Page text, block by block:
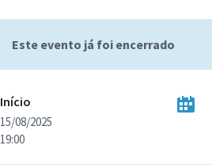
Este evento já foi encerrado
Início
15/08/2025
19:00